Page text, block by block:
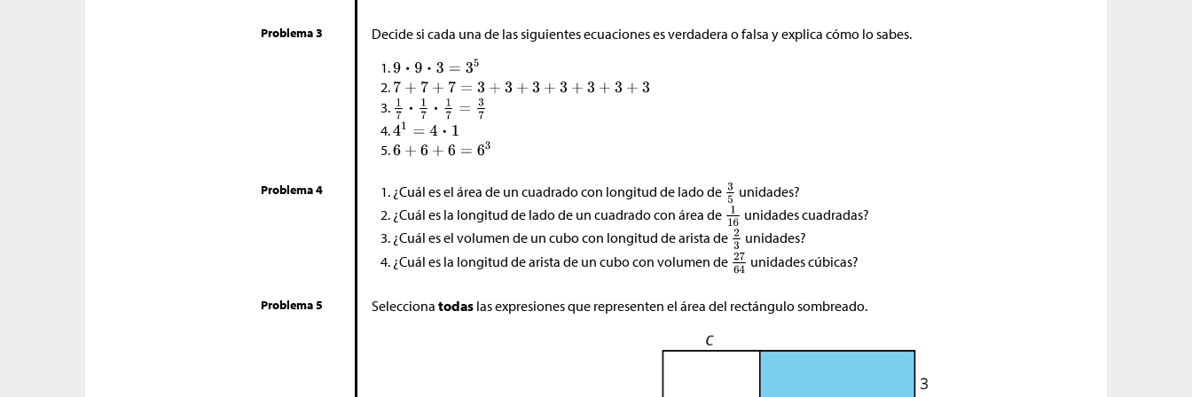
Problema 3 Decide si cada una de las siguientes ecuaciones es verdadera o falsa y explica cómo lo sabes.
Problema 4 ¿Cuál es el área de un cuadrado con longitud de lado de
unidades?
¿Cuál es la longitud de lado de un cuadrado con área de
unidades cuadradas?
¿Cuál es el volumen de un cubo con longitud de arista de
unidades?
¿Cuál es la longitud de arista de un cubo con volumen de
unidades cúbicas?
Problema 5 Selecciona todas las expresiones que representen el área del rectángulo sombreado.